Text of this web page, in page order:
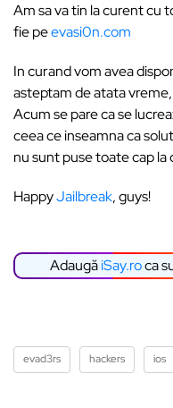
Am sa va tin la curent cu
fie peevasi0n.com
In curand vom avea
asteptam de atata
Acum se pare ca se
ceea ce inseamna ca
nu sunt puse toate cap la
HappyJailbreak, guys!
AdaugăiSay.roca
evad3rs hackers ios